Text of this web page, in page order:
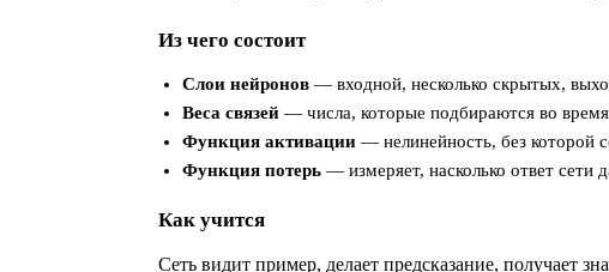
Из чего состоит
Слои нейронов — входной, несколько скрытых,
Веса связей — числа, которые подбираются во
Функция активации — нелинейность, без которой
Функция потерь — измеряет, насколько ответ сети
Как учится
Сеть видит пример, делает предсказание, получает